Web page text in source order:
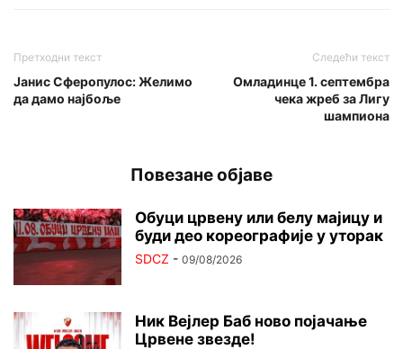
Претходни текст
Јанис Сферопулос: Желимо
да дамо најбоље
Следећи текст
Омладинце 1. септембра
чека жреб за Лигу
шампиона
Повезане објаве
Обуци црвену или белу мајицу и
буди део кореографије у уторак
SDCZ - 09/08/2026
Ник Вејлер Баб ново појачање
Црвене звезде!